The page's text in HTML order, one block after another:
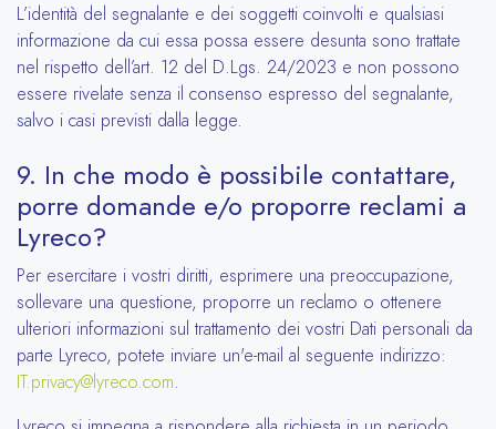
L’identità del segnalante e dei soggetti coinvolti e qualsiasi
informazione da cui essa possa essere desunta sono trattate
nel rispetto dell’art. 12 del D.Lgs. 24/2023 e non possono
essere rivelate senza il consenso espresso del segnalante,
salvo i casi previsti dalla legge.
9. In che modo è possibile contattare,
porre domande e/o proporre reclami a
Lyreco?
Per esercitare i vostri diritti, esprimere una preoccupazione,
sollevare una questione, proporre un reclamo o ottenere
ulteriori informazioni sul trattamento dei vostri Dati personali da
parte Lyreco, potete inviare un'e-mail al seguente indirizzo:
IT.privacy@lyreco.com